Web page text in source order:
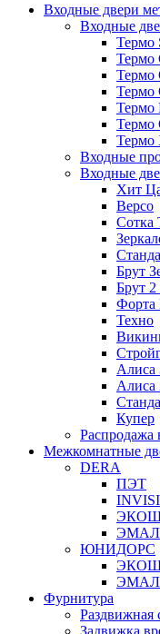
Входные двери
Входные
Термо
Термо
Термо
Термо
Термо
Термо
Термо
Входные
Входные
Хит
Версо
Сотка
Брут
Брут
Форта
Техно
Алиса
Купер
Распродажа
Межкомнатные
DERA
ПЭТ
ЮНИДОРС
Фурнитура
Раздвижная
Задвижка